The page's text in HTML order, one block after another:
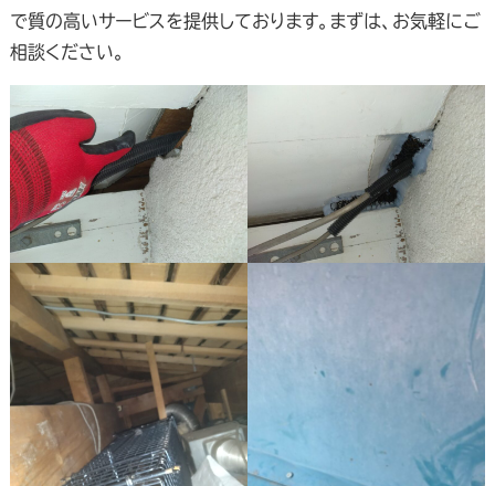
で質の高いサービスを提供しております。まずは、お気軽にご
相談ください。